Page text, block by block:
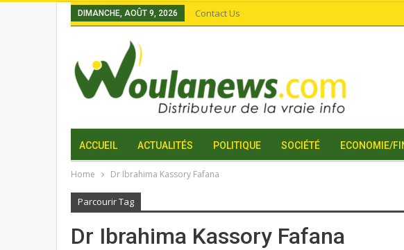
DIMANCHE, AOÛT 9, 2026 Contact Us
ACCUEIL ACTUALITÉS POLITIQUE SOCIÉTÉ ECONOMIE/
Home Dr Ibrahima Kassory Fafana
Parcourir Tag
Dr Ibrahima Kassory Fafana